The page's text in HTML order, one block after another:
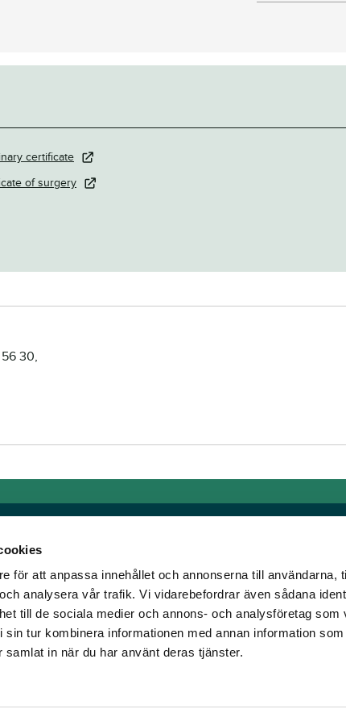
för att anpassa innehållet och annonserna till användarna,
analysera vår trafik. Vi vidarebefordrar även sådana
till de sociala medier och annons- och analysföretag som
tur kombinera informationen med annan information
in när du har använt deras tjänster.
certificate
of surgery
30,
racing!
founded, we
Links
General auction terms and
conditions